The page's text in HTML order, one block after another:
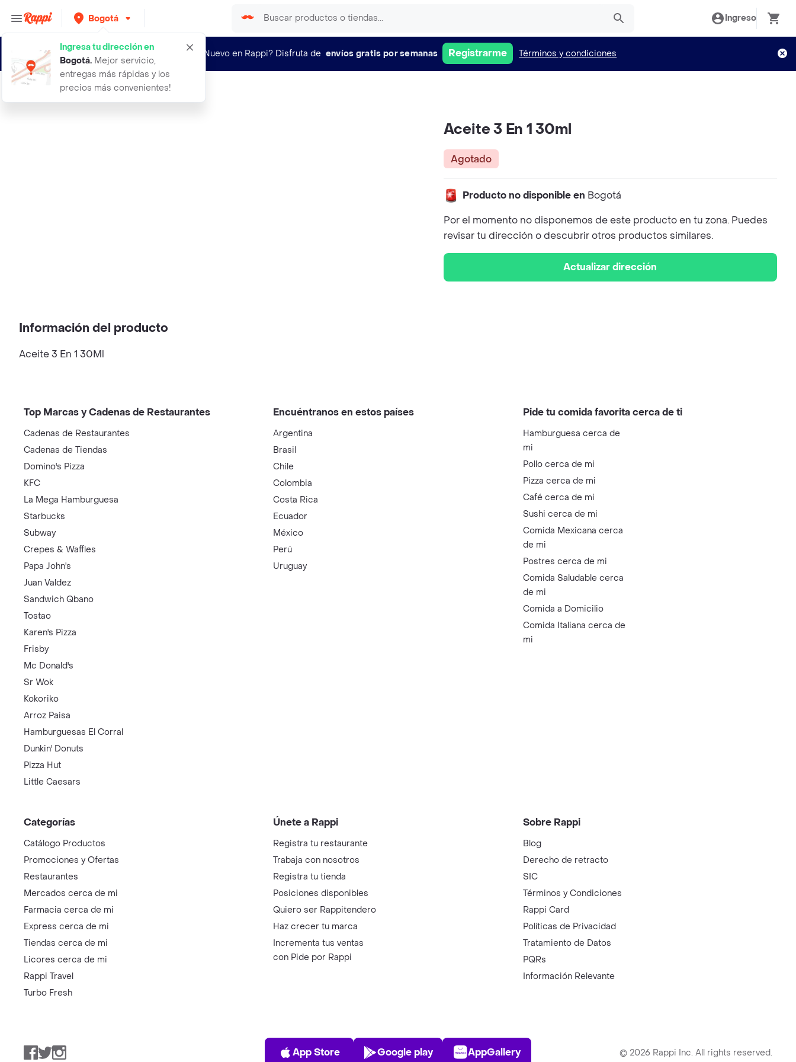
Bogotá
Ingresa tu dirección en
Bogotá. Mejor servicio,
entregas más rápidas y los
precios más convenientes!
Ingreso
¿Nuevo en Rappi? Disfruta de envíos gratis por semanas Registrarme Términos y condiciones
aceite 3 en 1 30ml
Aceite 3 En 1 30ml
Agotado
Producto no disponible en Bogotá
Por el momento no disponemos de este producto en tu zona. Puedes
revisar tu dirección o descubrir otros productos similares.
Actualizar dirección
Información del producto
Aceite 3 En 1 30Ml
Top Marcas y Cadenas de Restaurantes
Cadenas de Restaurantes
Cadenas de Tiendas
Domino's Pizza
KFC
La Mega Hamburguesa
Starbucks
Subway
Crepes & Waffles
Papa John's
Juan Valdez
Sandwich Qbano
Tostao
Karen's Pizza
Frisby
Mc Donald's
Sr Wok
Kokoriko
Arroz Paisa
Hamburguesas El Corral
Dunkin' Donuts
Pizza Hut
Little Caesars
Encuéntranos en estos países
Argentina
Brasil
Chile
Colombia
Costa Rica
Ecuador
México
Perú
Uruguay
Pide tu comida favorita cerca de ti
Hamburguesa cerca de
mi
Pollo cerca de mi
Pizza cerca de mi
Café cerca de mi
Sushi cerca de mi
Comida Mexicana cerca
de mi
Postres cerca de mi
Comida Saludable cerca
de mi
Comida a Domicilio
Comida Italiana cerca de
mi
Categorías
Catálogo Productos
Promociones y Ofertas
Restaurantes
Mercados cerca de mi
Farmacia cerca de mi
Express cerca de mi
Tiendas cerca de mi
Licores cerca de mi
Rappi Travel
Turbo Fresh
Únete a Rappi
Registra tu restaurante
Trabaja con nosotros
Registra tu tienda
Posiciones disponibles
Quiero ser Rappitendero
Haz crecer tu marca
Incrementa tus ventas
con Pide por Rappi
Sobre Rappi
Blog
Derecho de retracto
SIC
Términos y Condiciones
Rappi Card
Políticas de Privacidad
Tratamiento de Datos
PQRs
Información Relevante
Facebook
TwitterInstagram
App Store
App Store
Play Store
Google play
AppGallery
AppGallery © 2026 Rappi Inc. All rights reserved.